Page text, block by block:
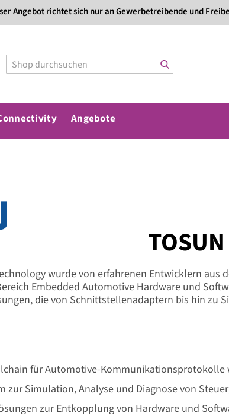
Direkt
zum
Angebot richtet sich nur an Gewerbetreibende und
Angebote
TOSUN
wurde von erfahrenen Entwicklern
Embedded Automotive Hardware und
die von Schnittstellenadaptern bis hin zu
für Automotive-Kommunikationsprotokolle
zur Simulation, Analyse und Diagnose von
zur Entkopplung von Hardware und